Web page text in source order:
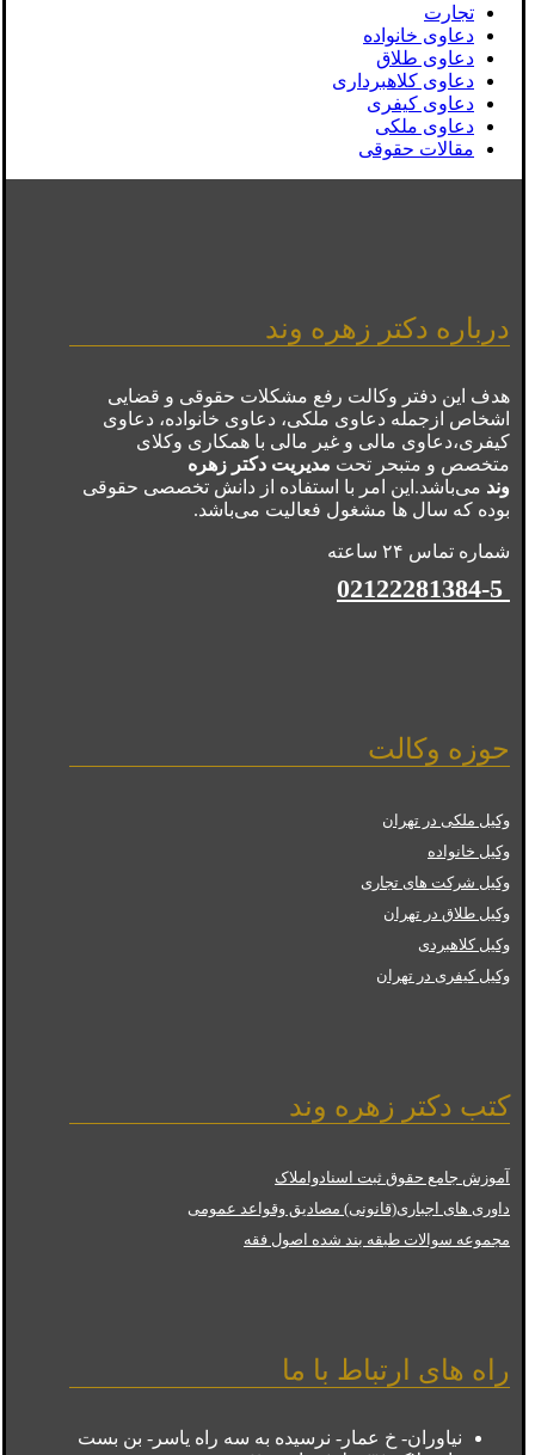
تجارت
دعاوی خانواده
دعاوی طلاق
دعاوی کلاهبرداری
دعاوی کیفری
دعاوی ملکی
مقالات حقوقی
درباره دکتر زهره وند
هدف این دفتر وکالت رفع مشکلات حقوقی و قضایی
اشخاص ازجمله دعاوی ملکی، دعاوی خانواده، دعاوی
کیفری،دعاوی مالی و غیر مالی با همکاری وکلای
متخصص و متبحر تحت مدیریت دکتر زهره
وند می‌باشد.این امر با استفاده از دانش تخصصی حقوقی
بوده که سال ها مشغول فعالیت می‌باشد.
شماره تماس ۲۴ ساعته
حوزه وکالت
وکیل ملکی در تهران
وکیل خانواده
وکیل شرکت های تجاری
وکیل طلاق در تهران
وکیل کلاهبردی
وکیل کیفری در تهران
کتب دکتر زهره وند
آموزش جامع حقوق ثبت اسنادواملاک
داوری های اجباری(قانونی) مصادیق وقواعد عمومی
مجموعه سوالات طبقه بند شده اصول فقه
راه های ارتباط با ما
نیاوران- خ عمار- نرسیده به سه راه یاسر- بن بست